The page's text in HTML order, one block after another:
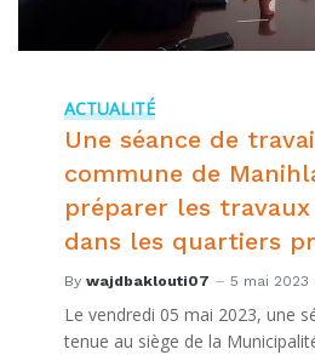
ACTUALITÉ
Une séance de
commune de
préparer les travaux
dans les quartiers
By wajdbaklouti07 5 mai 2023
Le vendredi 05 mai 2023, une
tenue au siège de la